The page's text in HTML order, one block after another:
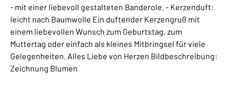
- mit einer liebevoll gestalteten Banderole. - Kerzenduft:
leicht nach Baumwolle Ein duftender Kerzengruß mit
einem liebevollen Wunsch zum Geburtstag, zum
Muttertag oder einfach als kleines Mitbringsel für viele
Gelegenheiten. Alles Liebe von Herzen Bildbeschreibung:
Zeichnung Blumen